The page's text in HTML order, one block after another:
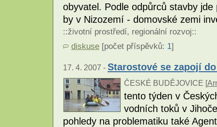
obyvatel. Podle odpůrců stavby
by v Nizozemí - domovské zemi
::životní prostředí, regionální rozvoj::
diskuse [počet příspěvků: 1]
17. 4. 2007 - Starostové se zapojí
ČESKÉ BUDĚJOVICE [
tento týden v
vodních toků v
pohledy na problematiku také